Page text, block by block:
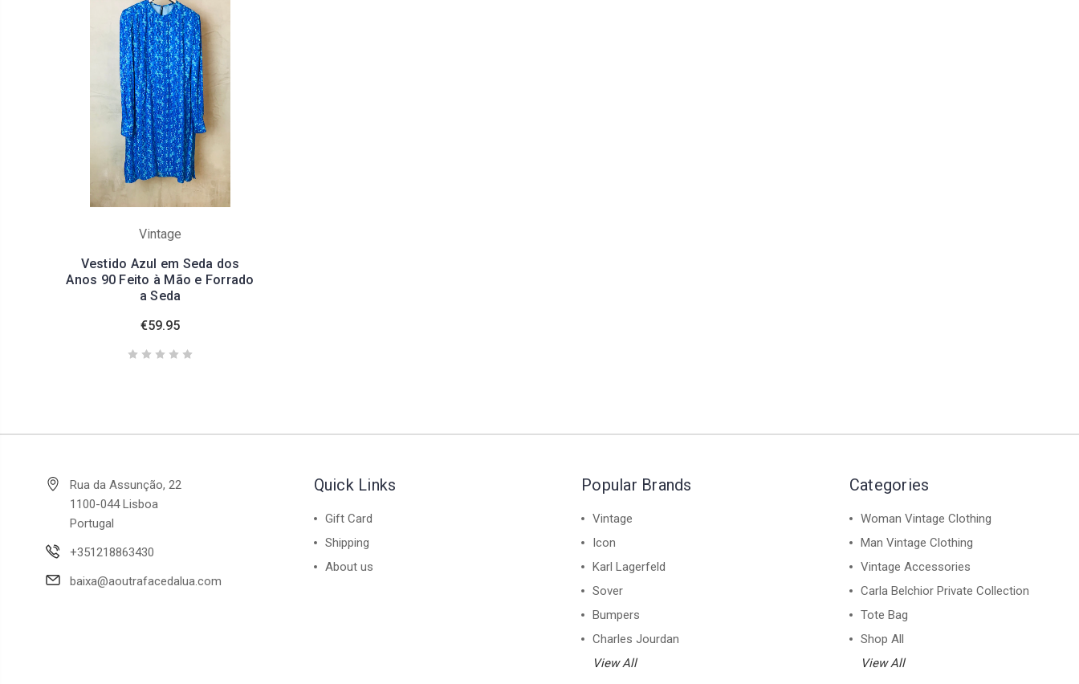
Vintage
Vestido Azul em Seda dos
Anos 90 Feito à Mão e Forrado
a Seda
€59.95
Rua da Assunção, 22
1100-044 Lisboa
Portugal
+351218863430
baixa@aoutrafacedalua.com
Quick Links
Gift Card
Shipping
About us
Popular Brands
Vintage
Icon
Karl Lagerfeld
Sover
Bumpers
Charles Jourdan
View All
Categories
Woman Vintage Clothing
Man Vintage Clothing
Vintage Accessories
Carla Belchior Private Collection
Tote Bag
Shop All
View All